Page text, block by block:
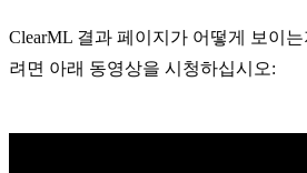
ClearML 결과 페이지가 어떻게 보이
려면 아래 동영상을 시청하십시오: